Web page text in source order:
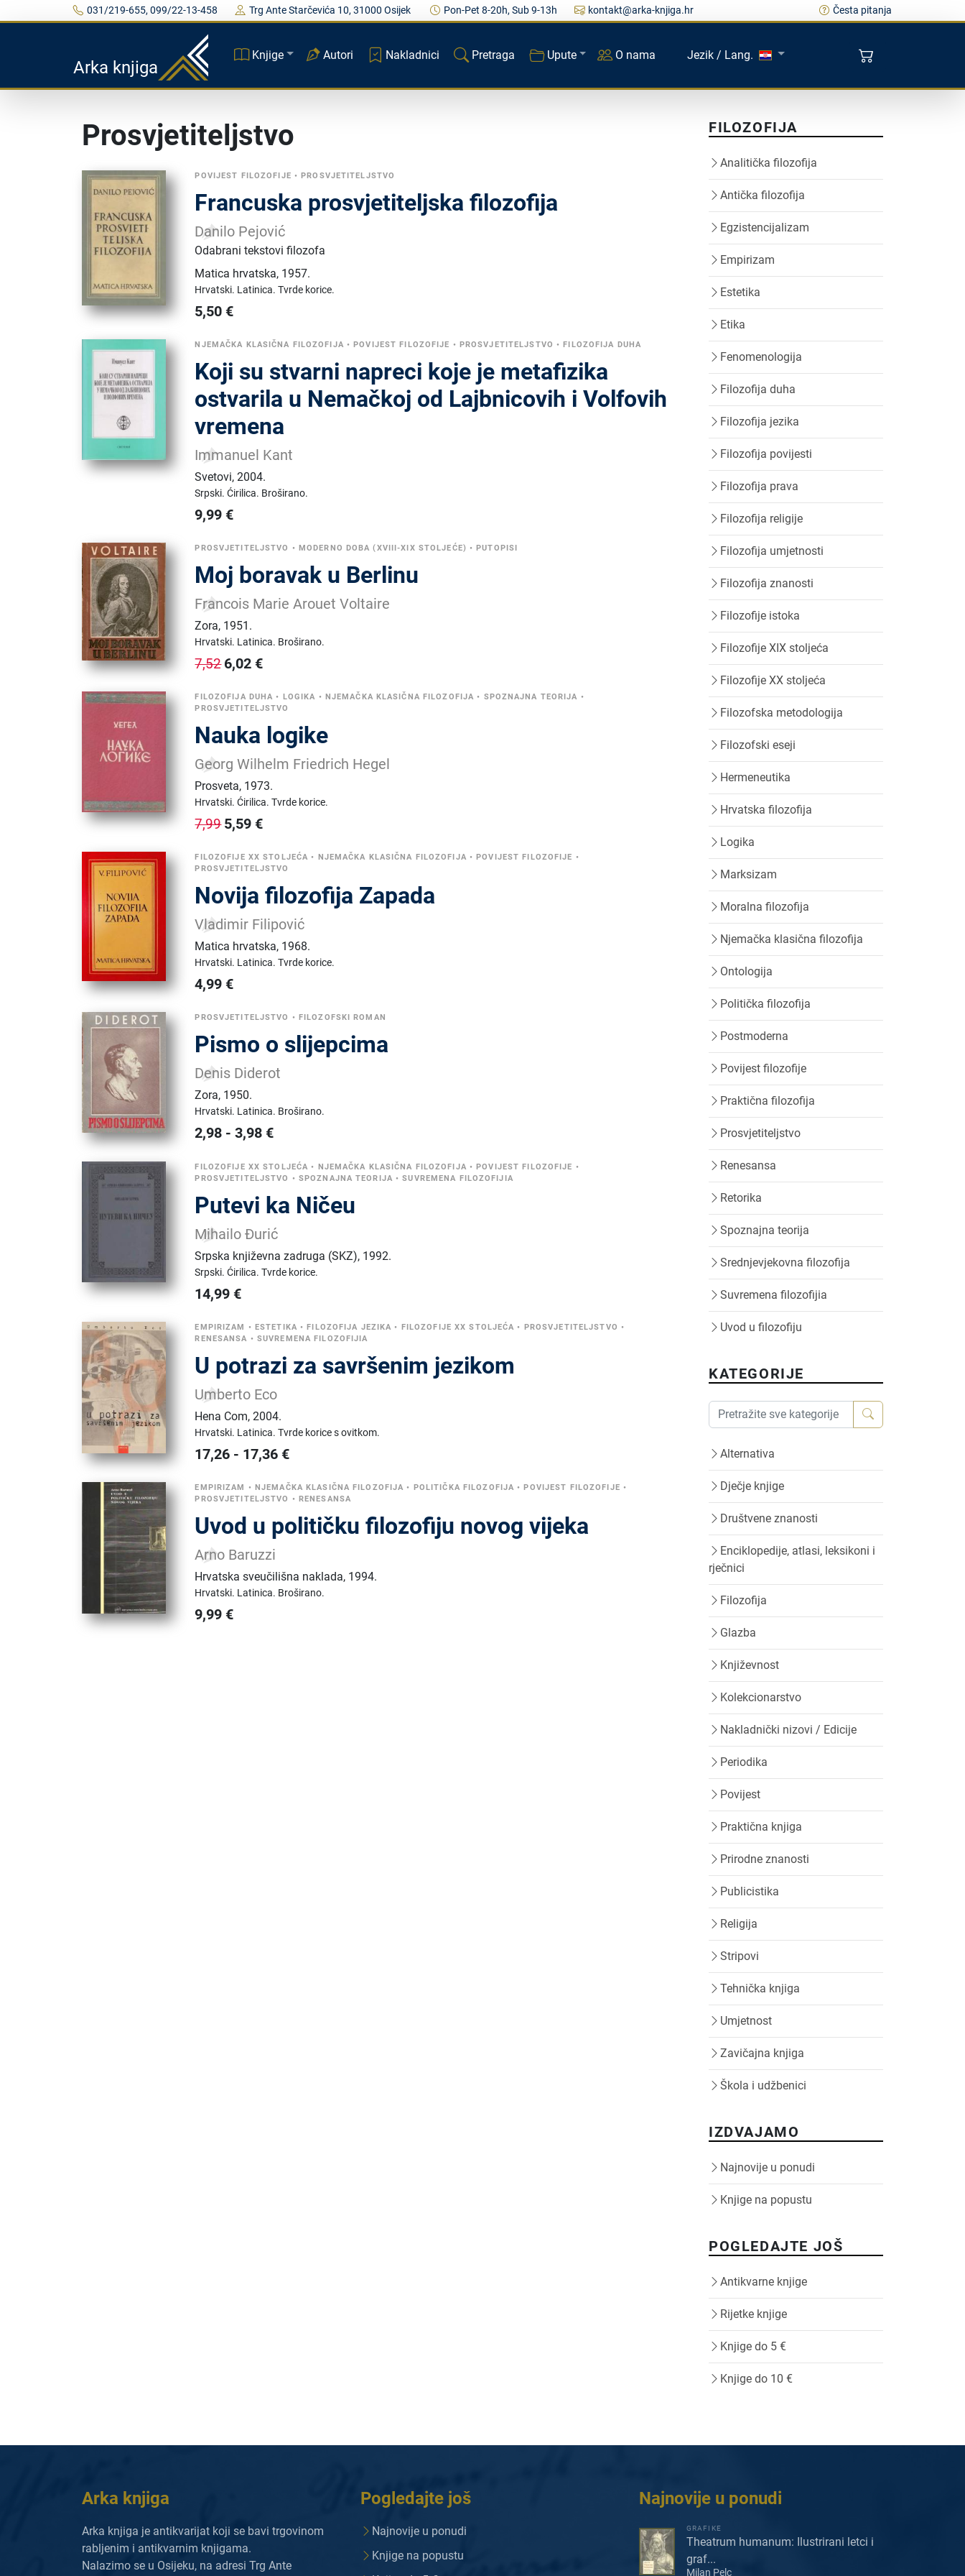
031/219-655, 099/22-13-458 Trg Ante Starčevića 10, 31000 Osijek Pon-Pet 8-20h, Sub 9-13h kontakt@arka-knjiga.hr Česta pitanja
Arka knjiga
Knjige Autori Nakladnici Pretraga Upute O nama Jezik / Lang.
Prosvjetiteljstvo
POVIJEST FILOZOFIJE •PROSVJETITELJSTVO
Francuska prosvjetiteljska filozofija
Danilo Pejović
Odabrani tekstovi filozofa
Matica hrvatska, 1957.
Hrvatski. Latinica.Tvrde korice.
5,50 €
NJEMAČKA KLASIČNA FILOZOFIJA •POVIJEST FILOZOFIJE • PROSVJETITELJSTVO •FILOZOFIJA DUHA
Koji su stvarni napreci koje je metafizika
ostvarila u Nemačkoj od Lajbnicovih i Volfovih
vremena
Immanuel Kant
Svetovi,2004.
Srpski.Ćirilica. Broširano.
9,99 €
PROSVJETITELJSTVO • MODERNO DOBA (XVIII-XIX STOLJEĆE) •PUTOPISI
Moj boravak u Berlinu
Francois Marie Arouet Voltaire
Zora, 1951.
Hrvatski. Latinica. Broširano.
7,526,02 €
FILOZOFIJA DUHA • LOGIKA • NJEMAČKA KLASIČNA FILOZOFIJA • SPOZNAJNA TEORIJA •
PROSVJETITELJSTVO
Nauka logike
Georg Wilhelm Friedrich Hegel
Prosveta, 1973.
Hrvatski.Ćirilica.Tvrde korice.
7,995,59 €
FILOZOFIJE XX STOLJEĆA • NJEMAČKA KLASIČNA FILOZOFIJA •POVIJEST FILOZOFIJE •
PROSVJETITELJSTVO
Novija filozofija Zapada
Vladimir Filipović
Matica hrvatska, 1968.
Hrvatski. Latinica.Tvrde korice.
4,99 €
PROSVJETITELJSTVO • FILOZOFSKI ROMAN
Pismo o slijepcima
Denis Diderot
Zora, 1950.
Hrvatski. Latinica. Broširano.
2,98 -3,98 €
FILOZOFIJE XX STOLJEĆA • NJEMAČKA KLASIČNA FILOZOFIJA •POVIJEST FILOZOFIJE •
PROSVJETITELJSTVO • SPOZNAJNA TEORIJA •SUVREMENA FILOZOFIJIA
Putevi ka Ničeu
Mihailo Đurić
Srpska književna zadruga (SKZ), 1992.
Srpski.Ćirilica.Tvrde korice.
14,99 €
EMPIRIZAM • ESTETIKA •FILOZOFIJA JEZIKA • FILOZOFIJE XX STOLJEĆA • PROSVJETITELJSTVO •
RENESANSA • SUVREMENA FILOZOFIJIA
U potrazi za savršenim jezikom
Umberto Eco
Hena Com,2004.
Hrvatski. Latinica.Tvrde korice s ovitkom.
17,26 - 17,36 €
EMPIRIZAM • NJEMAČKA KLASIČNA FILOZOFIJA • POLITIČKA FILOZOFIJA •POVIJEST FILOZOFIJE •
PROSVJETITELJSTVO • RENESANSA
Uvod u političku filozofiju novog vijeka
Arno Baruzzi
Hrvatska sveučilišna naklada, 1994.
Hrvatski. Latinica. Broširano.
9,99 €
FILOZOFIJA
Analitička filozofija
Antička filozofija
Egzistencijalizam
Empirizam
Estetika
Etika
Fenomenologija
Filozofija duha
Filozofija jezika
Filozofija povijesti
Filozofija prava
Filozofija religije
Filozofija umjetnosti
Filozofija znanosti
Filozofije istoka
Filozofije XIX stoljeća
Filozofije XX stoljeća
Filozofska metodologija
Filozofski eseji
Hermeneutika
Hrvatska filozofija
Logika
Marksizam
Moralna filozofija
Njemačka klasična filozofija
Ontologija
Politička filozofija
Postmoderna
Povijest filozofije
Praktična filozofija
Prosvjetiteljstvo
Renesansa
Retorika
Spoznajna teorija
Srednjevjekovna filozofija
Suvremena filozofijia
Uvod u filozofiju
KATEGORIJE
Alternativa
Dječje knjige
Društvene znanosti
Enciklopedije, atlasi, leksikoni i
rječnici
Filozofija
Glazba
Književnost
Kolekcionarstvo
Nakladnički nizovi / Edicije
Periodika
Povijest
Praktična knjiga
Prirodne znanosti
Publicistika
Religija
Stripovi
Tehnička knjiga
Umjetnost
Zavičajna knjiga
Škola i udžbenici
IZDVAJAMO
Najnovije u ponudi
Knjige na popustu
POGLEDAJTE JOŠ
Antikvarne knjige
Rijetke knjige
Knjige do 5 €
Knjige do 10 €
Arka knjiga
Arka knjiga je antikvarijat koji se bavi trgovinom
rabljenim i antikvarnim knjigama.
Nalazimo se u Osijeku, na adresi Trg Ante
Pogledajte još
Najnovije u ponudi
Knjige na popustu
Najnovije u ponudi
GRAFIKE
Theatrum humanum: Ilustrirani letci i
graf...
Milan Pelc